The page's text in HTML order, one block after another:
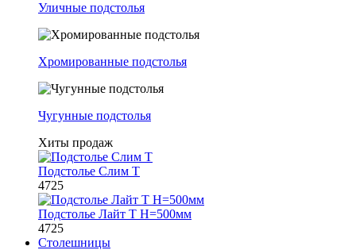
Уличные подстолья
Хромированные подстолья
Чугунные подстолья
Хиты продаж
Подстолье Слим Т
4725
Подстолье Лайт Т H=500мм
4725
Столешницы